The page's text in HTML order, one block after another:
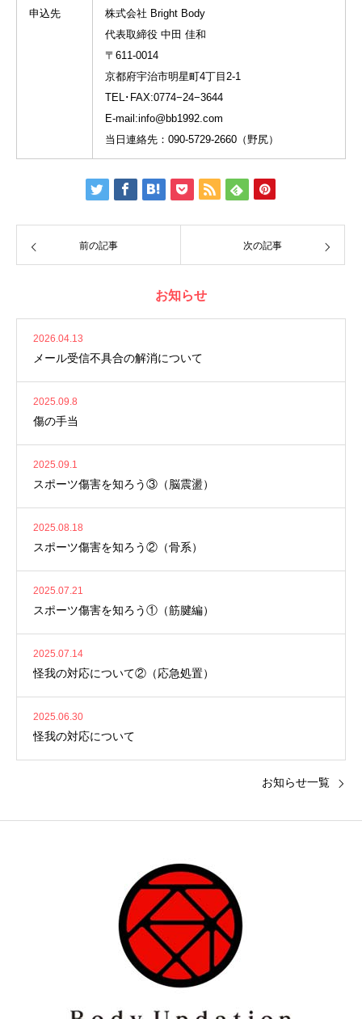
申込先
株式会社 Bright Body
代表取締役 中田 佳和
〒611-0014
京都府宇治市明星町4丁目2-1
TEL･FAX:0774−24−3644
E-mail:info@bb1992.com
当日連絡先：090-5729-2660（野尻）
前の記事 次の記事
お知らせ
2026.04.13
メール受信不具合の解消について
2025.09.8
傷の手当
2025.09.1
スポーツ傷害を知ろう③（脳震盪）
2025.08.18
スポーツ傷害を知ろう②（骨系）
2025.07.21
スポーツ傷害を知ろう①（筋腱編）
2025.07.14
怪我の対応について②（応急処置）
2025.06.30
怪我の対応について
お知らせ一覧